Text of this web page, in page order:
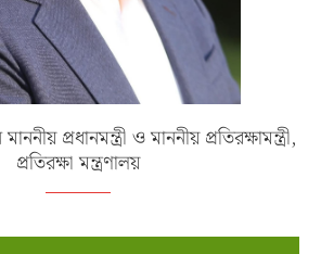
প্রধানমন্ত্রী ও মাননীয় প্রতিরক্ষামন্ত্রী,
প্রতিরক্ষা মন্ত্রণালয়